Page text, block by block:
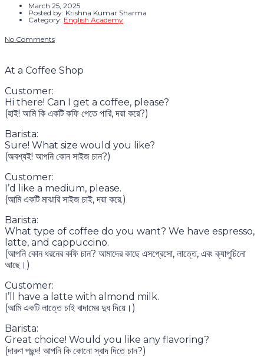
March 25, 2025
Posted by: Krishna Kumar Sharma
Category: English Academy
No Comments
At a Coffee Shop
Customer:
Hi there! Can I get a coffee, please?
(হাই! আমি কি একটি কফি পেতে পারি, দয়া করে?)
Barista:
Sure! What size would you like?
(অবশ্যই! আপনি কোন সাইজ চান?)
Customer:
I’d like a medium, please.
(আমি একটি মাঝারি সাইজ চাই, দয়া করে.)
Barista:
What type of coffee do you want? We have espresso,
latte, and cappuccino.
(আপনি কোন ধরনের কফি চান? আমাদের কাছে এসপ্রেসো, লাত্তে, এবং ক্যাপুচিনো
আছে।)
Customer:
I’ll have a latte with almond milk.
(আমি একটি লাত্তে চাই বাদামের দুধ দিয়ে।)
Barista:
Great choice! Would you like any flavoring?
(দারুণ পছন্দ! আপনি কি কোনো স্বাদ দিতে চান?)